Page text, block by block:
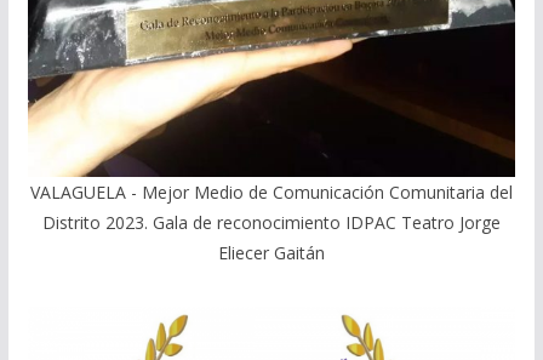
VALAGUELA - Mejor Medio de Comunicación Comunitaria del
Distrito 2023. Gala de reconocimiento IDPAC Teatro Jorge
Eliecer Gaitán